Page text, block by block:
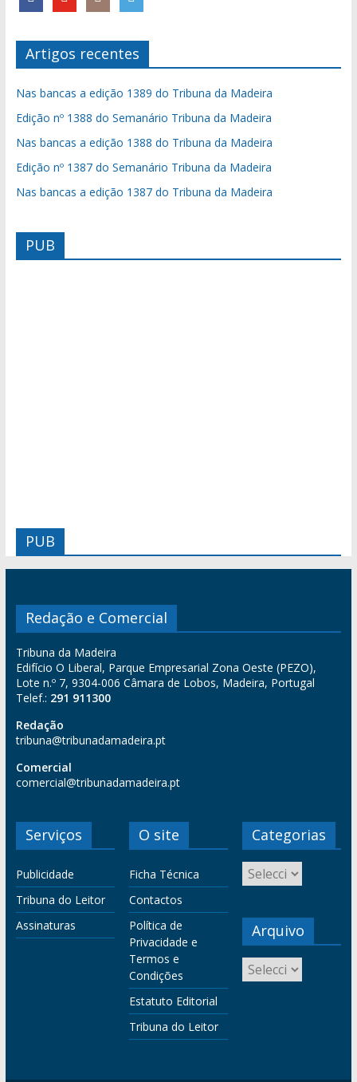
Artigos recentes
Nas bancas a edição 1389 do Tribuna da Madeira
Edição nº 1388 do Semanário Tribuna da Madeira
Nas bancas a edição 1388 do Tribuna da Madeira
Edição nº 1387 do Semanário Tribuna da Madeira
Nas bancas a edição 1387 do Tribuna da Madeira
PUB
PUB
Redação e Comercial
Tribuna da Madeira
Edifício O Liberal, Parque Empresarial Zona Oeste (PEZO),
Lote n.º 7, 9304-006 Câmara de Lobos, Madeira, Portugal
Telef.: 291 911300
Redação
tribuna@tribunadamadeira.pt
Comercial
comercial@tribunadamadeira.pt
Serviços
Publicidade
Tribuna do Leitor
Assinaturas
O site
Ficha Técnica
Contactos
Política de
Privacidade e
Termos e
Condições
Estatuto Editorial
Tribuna do Leitor
Categorias
Arquivo